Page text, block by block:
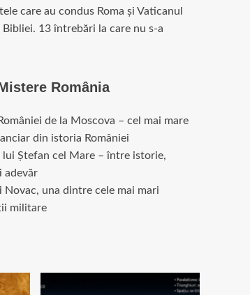
care au condus Roma și Vaticanul
Bibliei. 13 întrebări la care nu s-a
România
de la Moscova – cel mai mare
din istoria României
lui Ștefan cel Mare – între istorie,
adevăr
Novac, una dintre cele mai mari
militare